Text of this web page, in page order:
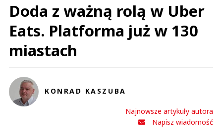
Doda z ważną rolą w Uber
Eats. Platforma już w 130
miastach
KONRAD KASZUBA
Najnowsze artykuły autora
Napisz wiadomość